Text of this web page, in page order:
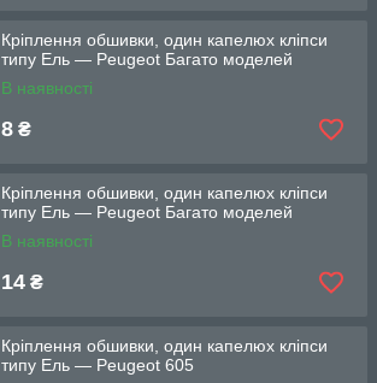
Кріплення обшивки, один капелюх кліпси
типу Ель — Peugeot Багато моделей
В наявності
8 ₴
Кріплення обшивки, один капелюх кліпси
типу Ель — Peugeot Багато моделей
В наявності
14 ₴
Кріплення обшивки, один капелюх кліпси
типу Ель — Peugeot 605